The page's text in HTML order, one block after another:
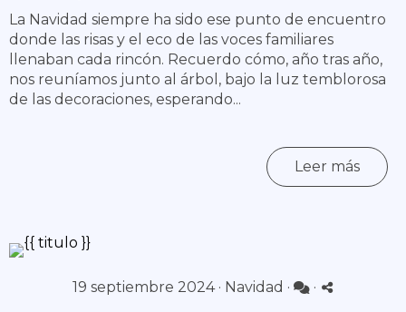
La Navidad siempre ha sido ese punto de encuentro
donde las risas y el eco de las voces familiares
llenaban cada rincón. Recuerdo cómo, año tras año,
nos reuníamos junto al árbol, bajo la luz temblorosa
de las decoraciones, esperando...
Leer más
19 septiembre 2024 · Navidad · ·